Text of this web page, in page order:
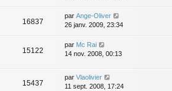
16837
par Ange-Oliver
26 janv. 2009, 23:34
15122
par Mc Rai
14 nov. 2008, 00:13
15437
par Vlaolivier
11 sept. 2008, 17:24